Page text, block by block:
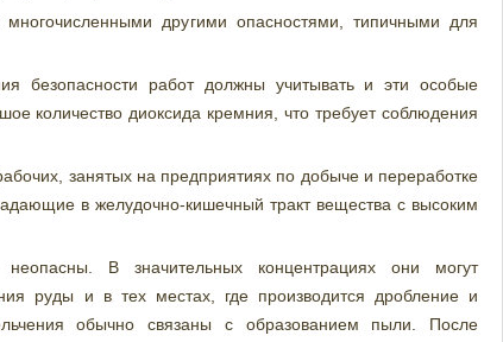
другими опасностями, типичными для
безопасности работ должны учитывать и эти особые
количество диоксида кремния, что требует соблюдения
занятых на предприятиях по добыче и переработке
в желудочно-кишечный тракт вещества с высоким
В значительных концентрациях они могут
руды и в тех местах, где производится дробление и
обычно связаны с образованием пыли. После